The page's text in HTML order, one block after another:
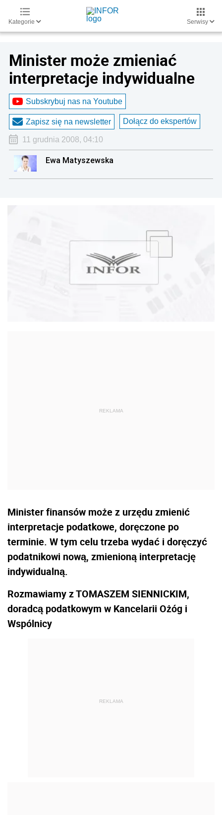
Kategorie Serwisy
Minister może zmieniać
interpretacje indywidualne
Subskrybuj nas na Youtube
Zapisz się na newsletter Dołącz do ekspertów
11 grudnia 2008, 04:10
Ewa Matyszewska
Minister finansów może z urzędu zmienić
interpretacje podatkowe, doręczone po
terminie. W tym celu trzeba wydać i doręczyć
podatnikowi nową, zmienioną interpretację
indywidualną.
Rozmawiamy z TOMASZEM SIENNICKIM,
doradcą podatkowym w Kancelarii Ożóg i
Wspólnicy
REKLAMA